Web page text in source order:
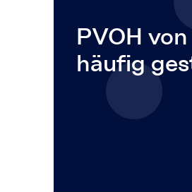
PVOH
häufig